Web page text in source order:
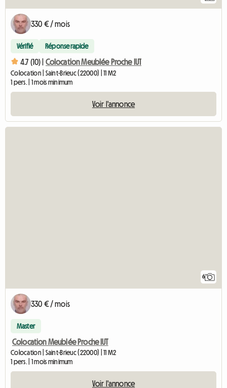
330 € / mois
Vérifié Réponse rapide
4.7 (10) | Colocation Meublée Proche IUT
Colocation | Saint-Brieuc (22000) | 11 M2
1 pers. | 1 mois minimum
Voir l'annonce
6
330 € / mois
Master
Colocation Meublée Proche IUT
Colocation | Saint-Brieuc (22000) | 11 M2
1 pers. | 1 mois minimum
Voir l'annonce